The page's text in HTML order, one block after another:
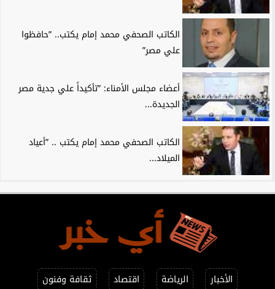
الكاتب الصحفي محمد إمام يكتب.. ”حافظوا
علي مصر”
أعضاء مجلس الأمناء: ”تأكيداً علي جدية مصر
الجديدة...
الكاتب الصحفي محمد إمام يكتب .. ”أعياد
الميلاد...
الأخبار الرياضة اقتصاد ثقافة وفنون